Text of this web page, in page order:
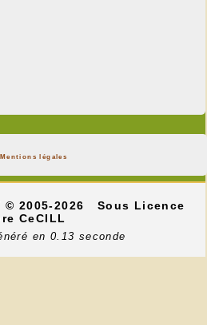
Mentions légales
© 2005-2026
Sous Licence
CeCILL
en 0.13 seconde